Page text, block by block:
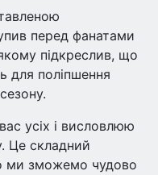
перед фанатами
підкреслив, що
для поліпшення
усіх і висловлюю
Це складний
ми зможемо чудово